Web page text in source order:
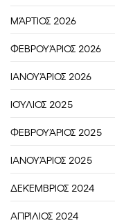
ΜΆΡΤΙΟΣ 2026
ΦΕΒΡΟΥΆΡΙΟΣ 2026
ΙΑΝΟΥΆΡΙΟΣ 2026
ΙΟΎΛΙΟΣ 2025
ΦΕΒΡΟΥΆΡΙΟΣ 2025
ΙΑΝΟΥΆΡΙΟΣ 2025
ΔΕΚΈΜΒΡΙΟΣ 2024
ΑΠΡΊΛΙΟΣ 2024